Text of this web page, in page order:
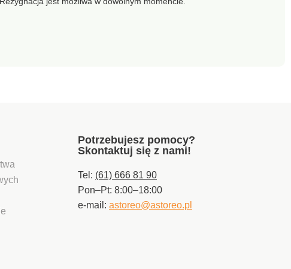
Potrzebujesz pomocy?
Skontaktuj się z nami!
Tel: (61) 666 81 90
Pon–Pt: 8:00–18:00
e-mail: astoreo@astoreo.pl